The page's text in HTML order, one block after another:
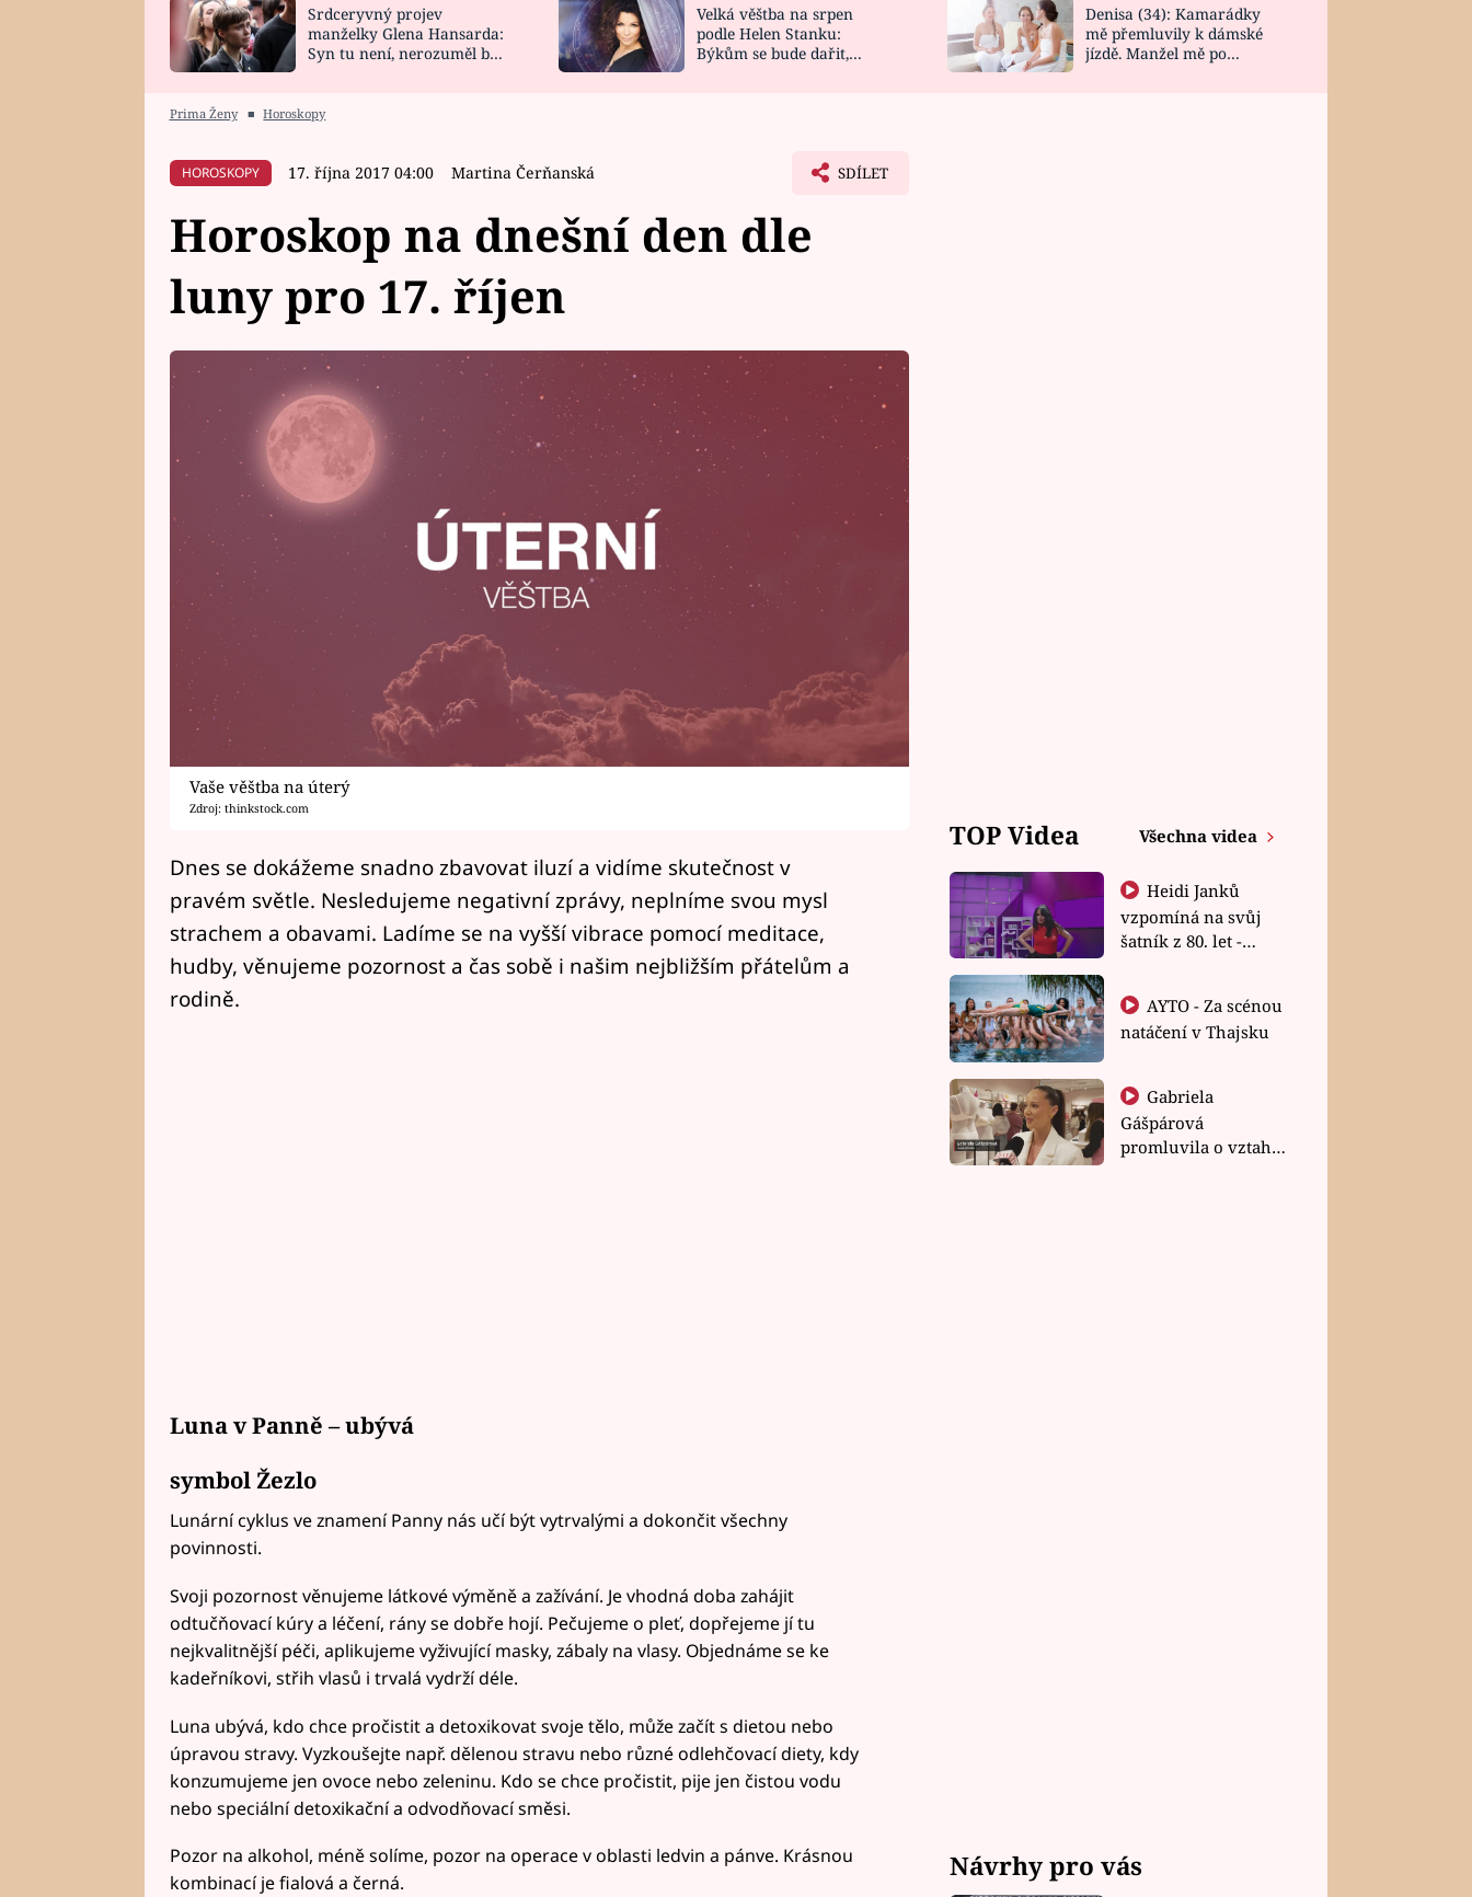
HOROSKOP NA
CELEBRITY
VAŘENÍ
NOVINKY
VIDEORECEPTY
DESIGN
Srdceryvný projev
manželky Glena Hansarda:
Syn tu není, nerozuměl by
Velká věštba na srpen
podle Helen Stanku:
Býkům se bude dařit,
Denisa (34): Kamarádky
mě přemluvily k dámské
jízdě. Manžel mě po
Prima Ženy ■ Horoskopy
HOROSKOPY 17. října 2017 04:00 Martina Čerňanská SDÍLET
Horoskop na dnešní den dle
luny pro 17. říjen
Vaše věštba na úterý
Zdroj: thinkstock.com
Dnes se dokážeme snadno zbavovat iluzí a vidíme skutečnost v
pravém světle. Nesledujeme negativní zprávy, neplníme svou mysl
strachem a obavami. Ladíme se na vyšší vibrace pomocí meditace,
hudby, věnujeme pozornost a čas sobě i našim nejbližším přátelům a
rodině.
Luna v Panně – ubývá
symbol Žezlo
Lunární cyklus ve znamení Panny nás učí být vytrvalými a dokončit všechny
povinnosti.
Svoji pozornost věnujeme látkové výměně a zažívání. Je vhodná doba zahájit
odtučňovací kúry a léčení, rány se dobře hojí. Pečujeme o pleť, dopřejeme jí tu
nejkvalitnější péči, aplikujeme vyživující masky, zábaly na vlasy. Objednáme se ke
kadeřníkovi, střih vlasů i trvalá vydrží déle.
Luna ubývá, kdo chce pročistit a detoxikovat svoje tělo, může začít s dietou nebo
úpravou stravy. Vyzkoušejte např. dělenou stravu nebo různé odlehčovací diety, kdy
konzumujeme jen ovoce nebo zeleninu. Kdo se chce pročistit, pije jen čistou vodu
nebo speciální detoxikační a odvodňovací směsi.
Pozor na alkohol, méně solíme, pozor na operace v oblasti ledvin a pánve. Krásnou
kombinací je fialová a černá.
TOP Videa Všechna videa
Heidi Janků
vzpomíná na svůj
šatník z 80. let -
natáčení v Thajsku
Gabriela
Gášpárová
promluvila o vztahu
Návrhy pro vás